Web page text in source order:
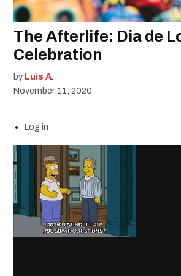
The Afterlife: Dia de
Celebration
by Luis A.
November 11, 2020
Log in